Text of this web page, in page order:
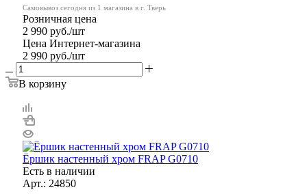
Самовывоз сегодня из 1 магазина в г. Тверь
Розничная цена
2 990 руб./шт
Цена Интернет-магазина
2 990 руб./шт
В корзину
Ёршик настенный хром FRAP G0710
Есть в наличии
Арт.: 24850